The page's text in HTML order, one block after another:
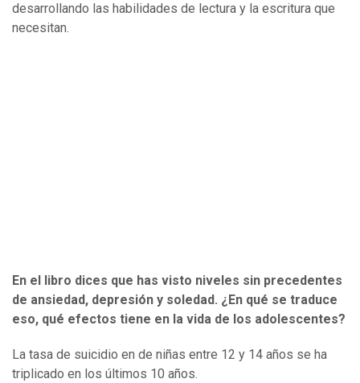
desarrollando las habilidades de lectura y la escritura que
necesitan.
En el libro dices que has visto niveles sin precedentes
de ansiedad, depresión y soledad. ¿En qué se traduce
eso, qué efectos tiene en la vida de los adolescentes?
La tasa de suicidio en de niñas entre 12 y 14 años se ha
triplicado en los últimos 10 años.